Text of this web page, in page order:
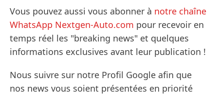
Vous pouvez aussi vous abonner à notre chaîne
WhatsApp Nextgen-Auto.com pour recevoir en
temps réel les "breaking news" et quelques
informations exclusives avant leur publication !
Nous suivre sur notre Profil Google afin que
nos news vous soient présentées en priorité